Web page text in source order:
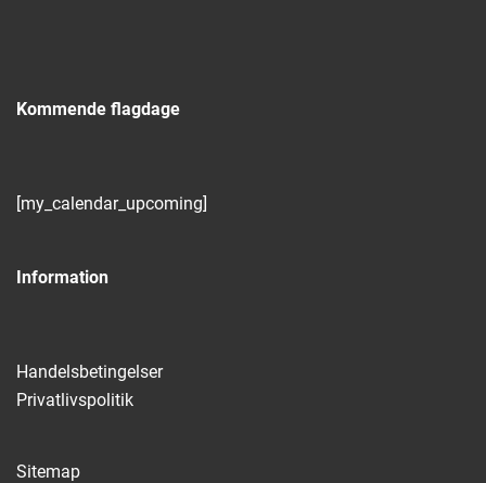
Kommende flagdage
[my_calendar_upcoming]
Information
Handelsbetingelser
Privatlivspolitik
Sitemap